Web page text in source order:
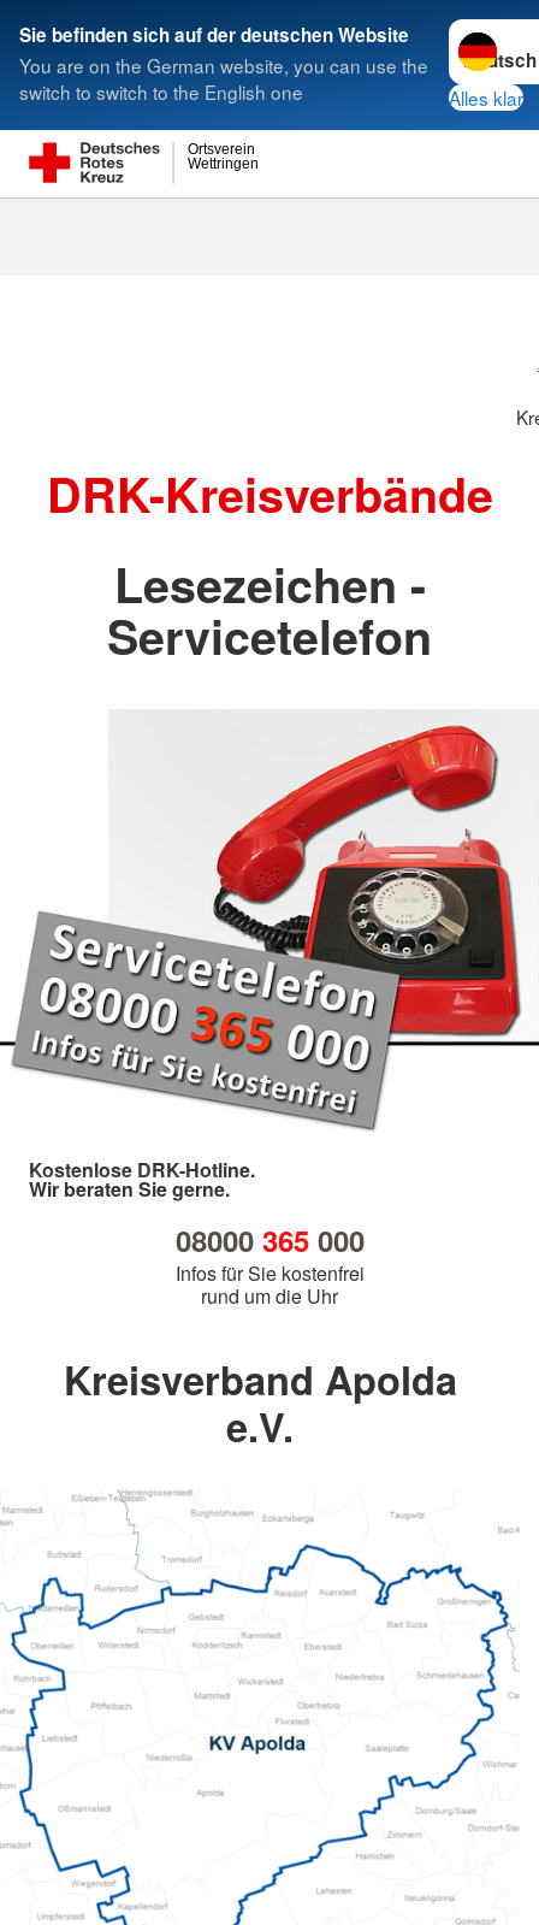
Sie befinden sich auf der deutschen Website
You are on the German website, you can use the
switch to switch to the English one
Sprache
Alles klar
Wettringen
Ortsverein
Suche
DRK-Kreisverbände
Lesezeichen -
Servicetelefon
Kostenlose DRK-Hotline.
Wir beraten Sie gerne.
08000 365000
Infos für Sie kostenfrei
rund um die Uhr
Kreisverband Apolda
e.V.